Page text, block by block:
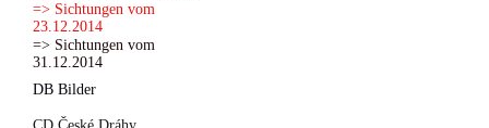
=> Sichtungen vom
23.12.2014
=> Sichtungen vom
31.12.2014
DB Bilder